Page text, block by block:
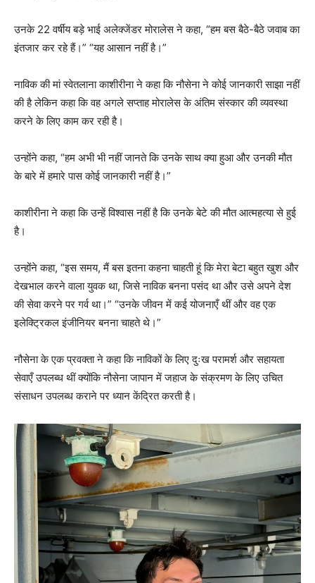
उनके 22 वर्षीय बड़े भाई अलेक्जेंडर मोरालेस ने कहा, “हम बस बैठे-बैठे जवाब का
इंतजार कर रहे हैं।” “यह आसान नहीं है।”
नाविक की मां स्वेतलाना काशीरीना ने कहा कि नौसेना ने कोई जानकारी साझा नहीं
की है लेकिन कहा कि वह अगले सप्ताह मोरालेस के अंतिम संस्कार की व्यवस्था
करने के लिए काम कर रही है।
उन्होंने कहा, “हम अभी भी नहीं जानते कि उनके साथ क्या हुआ और उनकी मौत
के बारे में हमारे पास कोई जानकारी नहीं है।”
काशीरीना ने कहा कि उन्हें विश्वास नहीं है कि उनके बेटे की मौत आत्महत्या से हुई
है।
उन्होंने कहा, “इस समय, मैं बस इतना कहना चाहती हूं कि मेरा बेटा बहुत खुश और
देखभाल करने वाला युवक था, जिसे नाविक बनना पसंद था और उसे अपने देश
की सेवा करने पर गर्व था।” “उनके जीवन में कई योजनाएँ थीं और वह एक
इलेक्ट्रिकल इंजीनियर बनना चाहते थे।”
नौसेना के एक प्रवक्ता ने कहा कि नाविकों के लिए दुःख परामर्श और सहायता
सेवाएँ उपलब्ध थीं क्योंकि नौसेना जापान में जहाज के संक्रमण के लिए उचित
संसाधन उपलब्ध कराने पर ध्यान केंद्रित करती है।